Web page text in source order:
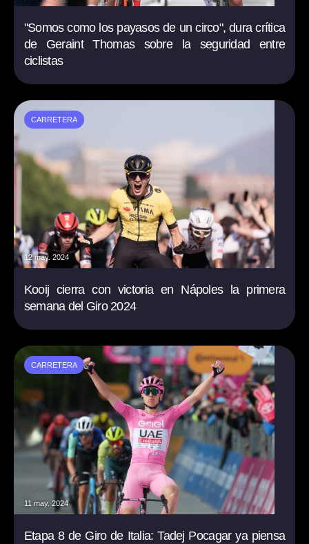
"Somos como los payasos de un circo", dura crítica
de Geraint Thomas sobre la seguridad entre
ciclistas
CARRETERA
12 may. 2024
Kooij cierra con victoria en Nápoles la primera
semana del Giro 2024
CARRETERA
11 may. 2024
Etapa 8 de Giro de Italia: Tadej Pocagar ya piensa